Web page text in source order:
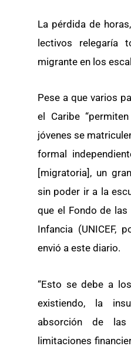
La pérdida de
lectivos relegaría
migrante en los
Pese a que varios
el Caribe
jóvenes se
formal
[migratoria], un
sin poder ir a la
que el Fondo de
Infancia (UNICEF,
envió a este diario.
“Esto se debe a
existiendo, la
absorción de las
limitaciones